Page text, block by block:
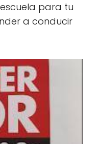
para tu
a conducir